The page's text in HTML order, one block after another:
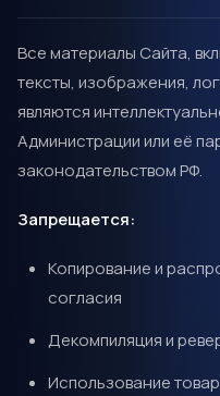
Все материалы Сайта,
тексты, изображения,
являются
Администрации или её
законодательством РФ.
Запрещается:
Копирование и
согласия
Декомпиляция и
Использование